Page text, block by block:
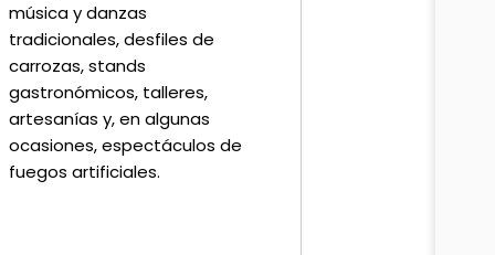
música y danzas
tradicionales, desfiles de
carrozas, stands
gastronómicos, talleres,
artesanías y, en algunas
ocasiones, espectáculos de
fuegos artificiales.